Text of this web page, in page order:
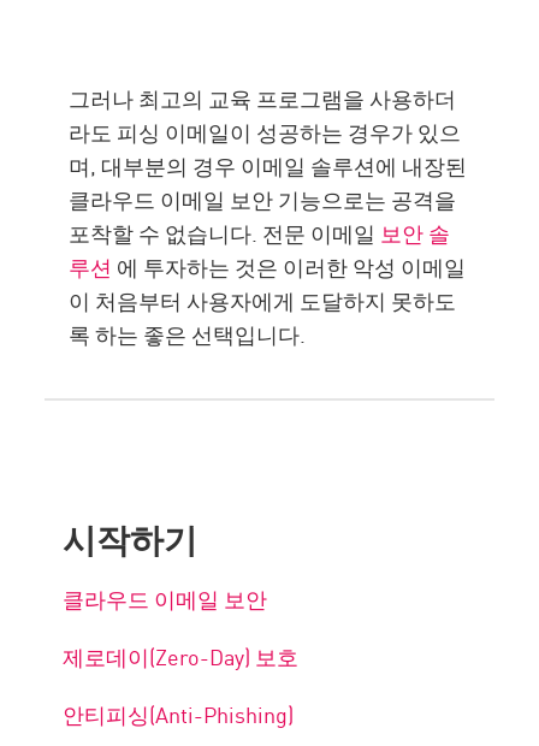
그러나 최고의 교육 프로그램을 사용하더
라도 피싱 이메일이 성공하는 경우가 있으
며, 대부분의 경우 이메일 솔루션에 내장된
클라우드 이메일 보안 기능으로는 공격을
포착할 수 없습니다. 전문 이메일 보안 솔
루션 에 투자하는 것은 이러한 악성 이메일
이 처음부터 사용자에게 도달하지 못하도
록 하는 좋은 선택입니다.
시작하기
클라우드 이메일 보안
제로데이(Zero-Day) 보호
안티피싱(Anti-Phishing)